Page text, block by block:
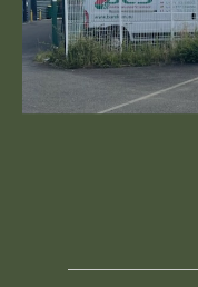
Référence